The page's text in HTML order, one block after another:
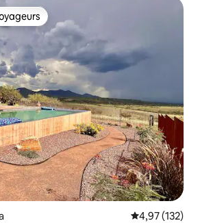
les plus appréciés
Évaluation
4,97 (132)